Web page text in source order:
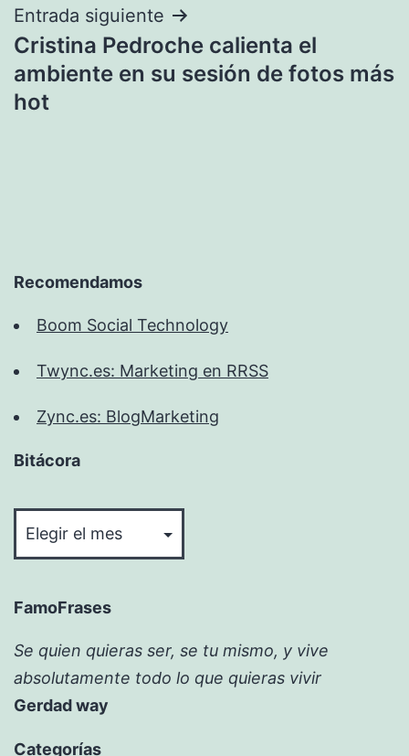
Entrada siguiente
Cristina Pedroche calienta el
ambiente en su sesión de fotos más
hot
Recomendamos
Boom Social Technology
Twync.es: Marketing en RRSS
Zync.es: BlogMarketing
Bitácora
FamoFrases
Se quien quieras ser, se tu mismo, y vive
absolutamente todo lo que quieras vivir
Gerdad way
Categorías